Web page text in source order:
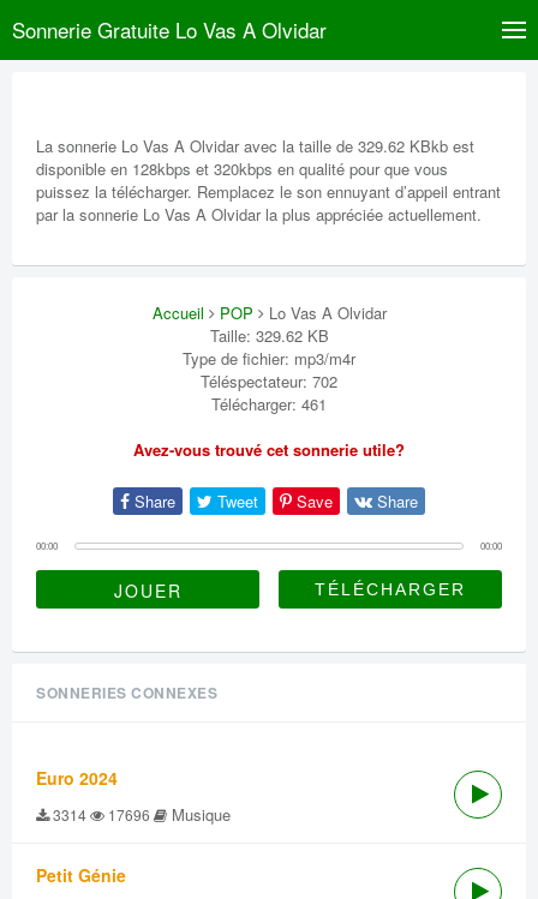
Sonnerie Gratuite Lo Vas A Olvidar
La sonnerie Lo Vas A Olvidar avec la taille de 329.62 KBkb est
disponible en 128kbps et 320kbps en qualité pour que vous
puissez la télécharger. Remplacez le son ennuyant d’appeil entrant
par la sonnerie Lo Vas A Olvidar la plus appréciée actuellement.
Accueil POP
Lo Vas A Olvidar
Taille: 329.62 KB
Type de fichier: mp3/m4r
Téléspectateur: 702
Télécharger: 461
Avez-vous trouvé cet sonnerie utile?
Share Tweet Save Share
00:00 00:00
JOUER
SONNERIES CONNEXES
Euro 2024
3314 17696 Musique
Petit Génie